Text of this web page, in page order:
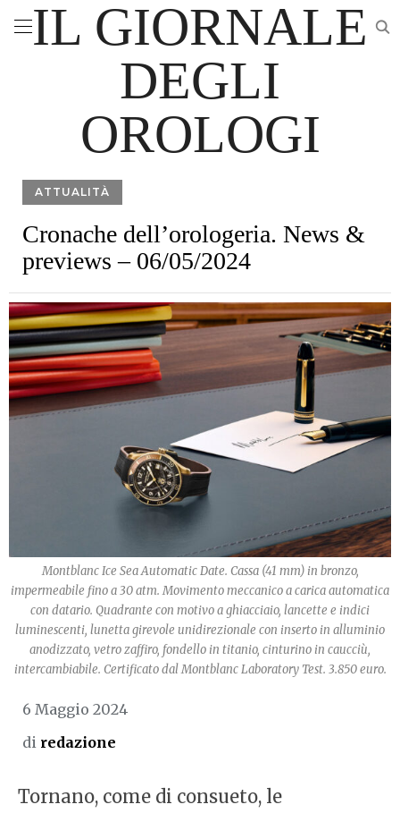
IL GIORNALE
DEGLI
OROLOGI
ATTUALITÀ
Cronache dell’orologeria. News &
previews – 06/05/2024
Montblanc Ice Sea Automatic Date. Cassa (41 mm) in bronzo,
impermeabile fino a 30 atm. Movimento meccanico a carica automatica
con datario. Quadrante con motivo a ghiacciaio, lancette e indici
luminescenti, lunetta girevole unidirezionale con inserto in alluminio
anodizzato, vetro zaffiro, fondello in titanio, cinturino in caucciù,
intercambiabile. Certificato dal Montblanc Laboratory Test. 3.850 euro.
6 Maggio 2024
di redazione
Tornano, come di consueto, le